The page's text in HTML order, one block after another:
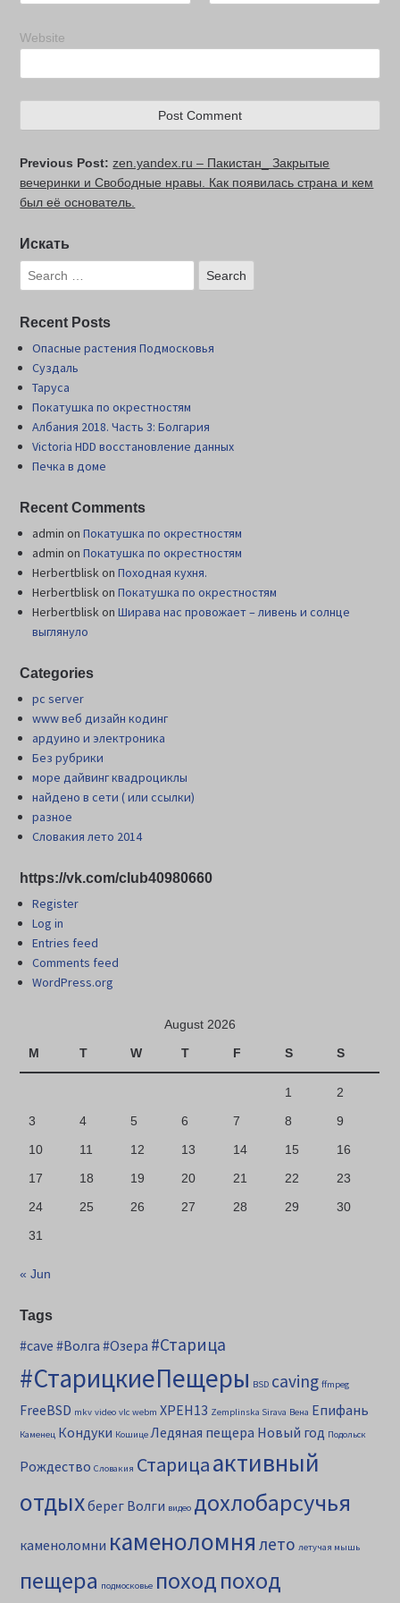
Website
Previous Post:zen.yandex.ru – Пакистан_ Закрытые
вечеринки и Свободные нравы. Как появилась страна и кем
был её основатель.
Искать
Recent Posts
Опасные растения Подмосковья
Суздаль
Таруса
Покатушка по окрестностям
Албания 2018. Часть 3: Болгария
Victoria HDD восстановление данных
Печка в доме
Recent Comments
admin onПокатушка по окрестностям
admin onПокатушка по окрестностям
HerbertbliskonПоходная кухня.
HerbertbliskonПокатушка по окрестностям
HerbertbliskonШиpава нас провожает – ливень и солнце
выглянуло
Categories
pc server
www веб дизайн кодинг
ардуино и электроника
Без рубрики
море дайвинг квадроциклы
найдено в сети ( или ссылки)
разное
Словакия лето 2014
https://vk.com/club40980660
Register
Log in
Entries feed
Comments feed
WordPress.org
August 2026
M
T W T F S S
1
2
3
4 5 6 7 8
9
10
11 12 13 14 15
16
17
18 19 20 21 22
23
24
25 26 27 28 29
30
31
« Jun
Tags
#cave #Волга #Озера #Старица
#СтарицкиеПещеры BSD caving ffmpeg
FreeBSD mkv video vlc webm XPEH13 Zemplinska Sirava Вена Епифань
Каменец Кондуки Кошице Ледяная пещера Новый год Подольск
Рождество Словакия Старицаактивный
отдыхберег Волги видео дохлобарсучья
каменоломни каменоломня лето летучая мышь
пещера подмосковье походпоход